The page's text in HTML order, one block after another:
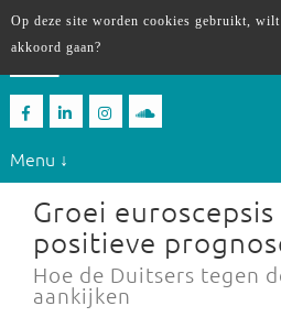
Menu ↓
Groei
positieve
Hoe de Duitsers tegen
aankijken
Op deze site worden cookies gebruikt, wilt
akkoord gaan?